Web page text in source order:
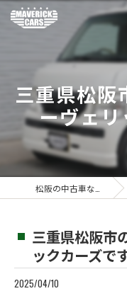
三重県松阪
ーヴェ
三重県松阪市
ックカーズで
2025/04/10